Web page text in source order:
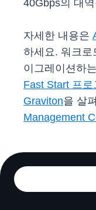
40Gbps의 대
자세한 내용은
하세요. 워크로
이그레이션하
Fast Start 프로
Graviton을 살
Management